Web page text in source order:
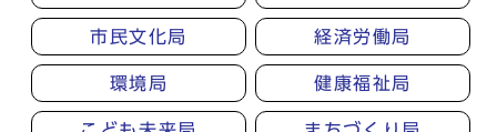
市民文化局 経済労働局
環境局 健康福祉局